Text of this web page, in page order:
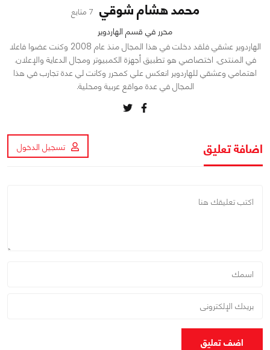
محمد هشام شوقي 7 متابع
محرر في قسم الهاردوير
الهاردوير عشقي فلقد دخلت في هذا المجال منذ عام 2008 وكنت عضوا فاعلا
في المنتدى. اختصاصي هو تطبيق أجهزة الكمبيوتر ومجال الدعاية والإعلان.
اهتمامي وعشقي للهاردوير انعكس علي كمحرر وكانت لي عدة تجارب في هذا
المجال في عدة مواقع عربية ومحلية.
اضافة تعليق تسجيل الدخول
اضف تعليق